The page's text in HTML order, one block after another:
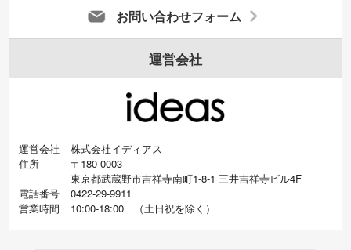
お問い合わせフォーム
運営会社
運営会社
株式会社イディアス
住所
〒180-0003
東京都武蔵野市吉祥寺南町1-8-1 三井吉祥寺ビル4F
電話番号
0422-29-9911
営業時間
10:00-18:00 （土日祝を除く）